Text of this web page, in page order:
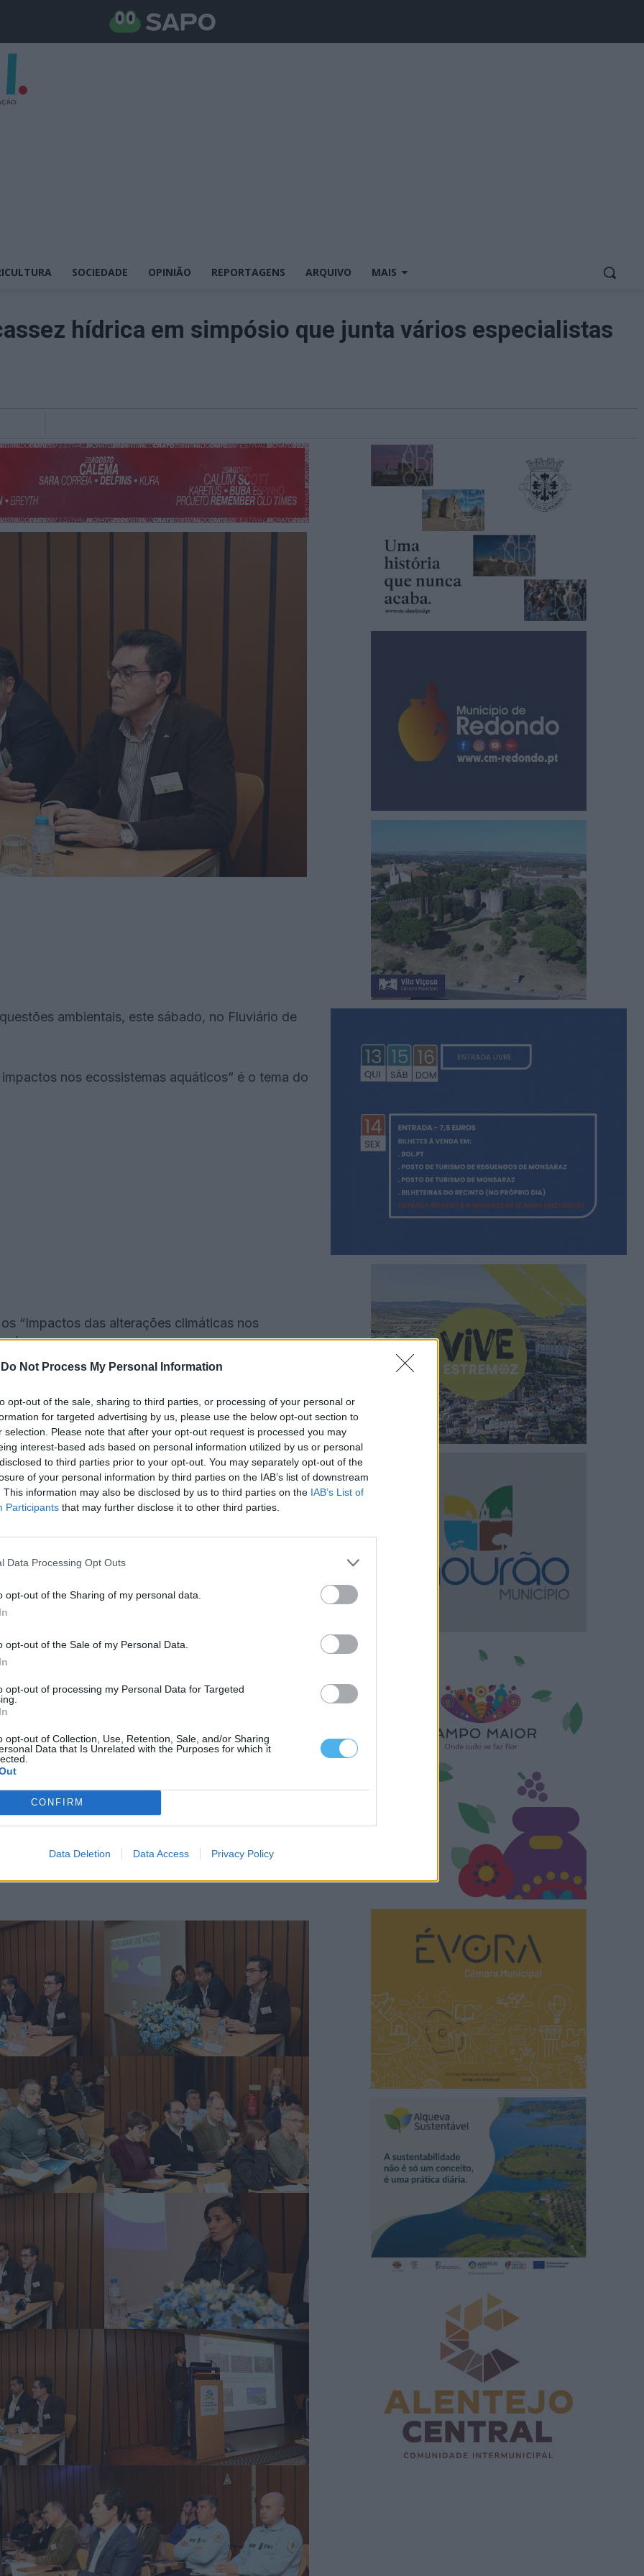
Do Not Process My Personal Information
opt-out of the sale, sharing to third parties, or processing of your personal or
for targeted advertising by us, please use the below opt-out section to
selection. Please note that after your opt-out request is processed you may
interest-based ads based on personal information utilized by us or personal
to third parties prior to your opt-out. You may separately opt-out of the
of your personal information by third parties on the IAB’s list of downstream
This information may also be disclosed by us to third parties on the IAB’s List of
Participants that may further disclose it to other third parties.
Data Processing Opt Outs
opt-out of the Sharing of my personal data.
opt-out of the Sale of my Personal Data.
opt-out of processing my Personal Data for Targeted
opt-out of Collection, Use, Retention, Sale, and/or Sharing
Data that Is Unrelated with the Purposes for which it
CONFIRM
Data Deletion Data Access Privacy Policy
SOCIEDADE OPINIÃO REPORTAGENS ARQUIVO MAIS
hídrica em simpósio que junta vários especialistas
ambientais, este sábado, no Fluviário de
nos ecossistemas aquáticos” é o tema do
“Impactos das alterações climáticas nos
Água em contexto de Alterações Climáticas e
e sensibilização para a problemática das
Prémio Jovem Cientista 2023 e a apresentação
Ferreira, explicou que “com este evento
um posto turístico, é também um ponto de
pois este é também um espaço de estudo”.
ambientais, com especial enfoque nos
o autarca.
a próxima geração para as problemáticas
que são transversais a todos e a todas
resolver os problemas, mas temos a certeza
e quem sabe encontrar soluções para
do número de participantes”,
é o caso da escassez de água, pelo que,
sobre o assunto.”
a consciência das dificuldades que o